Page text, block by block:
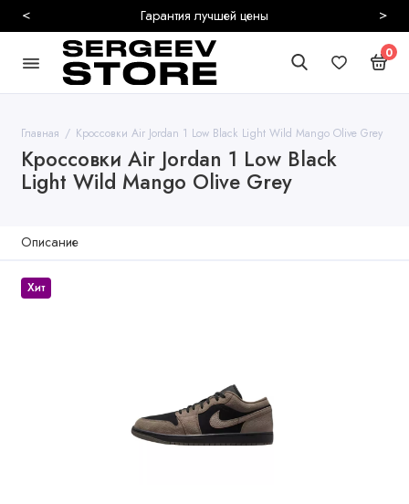
Гарантия лучшей цены
< >
0
Главная Кроссовки Air Jordan 1 Low Black Light Wild Mango Olive Grey
Кроссовки Air Jordan 1 Low Black
Light Wild Mango Olive Grey
Описание
Хит